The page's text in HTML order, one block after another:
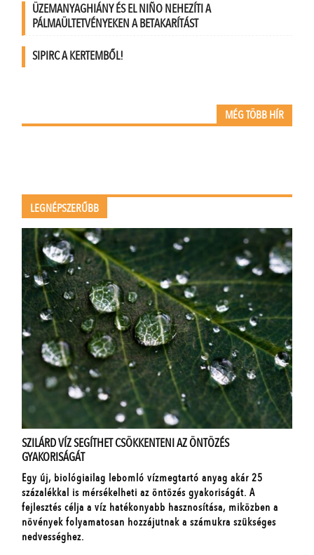
ÜZEMANYAGHIÁNY ÉS EL NIÑO NEHEZÍTI A
PÁLMAÜLTETVÉNYEKEN A BETAKARÍTÁST
SIPIRC A KERTEMBŐL!
MÉG TÖBB HÍR
LEGNÉPSZERŰBB